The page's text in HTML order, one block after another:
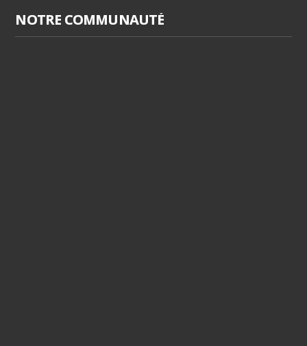
NOTRE COMMUNAUTÉ